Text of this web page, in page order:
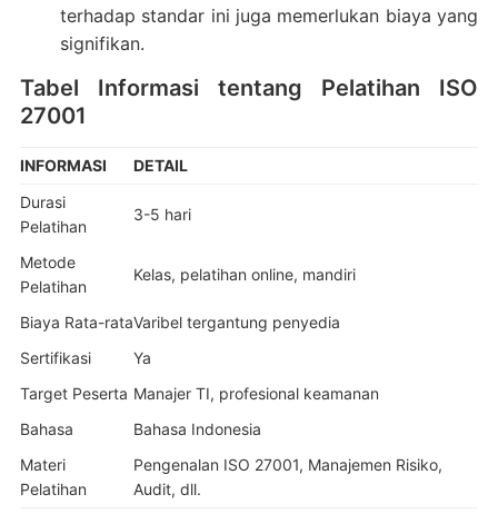
terhadap standar ini juga memerlukan biaya yang
signifikan.
Tabel Informasi tentang Pelatihan ISO
27001
INFORMASI
DETAIL
Durasi
Pelatihan
3-5 hari
Metode
Pelatihan
Kelas, pelatihan online, mandiri
Biaya Rata-rataVaribel tergantung penyedia
Sertifikasi
Ya
Target Peserta Manajer TI, profesional keamanan
Bahasa
Bahasa Indonesia
Materi
Pelatihan
Pengenalan ISO 27001, Manajemen Risiko,
Audit, dll.